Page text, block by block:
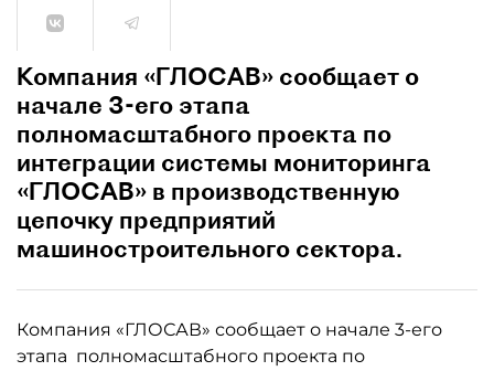
Компания «ГЛОСАВ» сообщает о
начале 3-его этапа
полномасштабного проекта по
интеграции системы мониторинга
«ГЛОСАВ» в производственную
цепочку предприятий
машиностроительного сектора.
Компания «ГЛОСАВ» сообщает о начале 3-его
этапа полномасштабного проекта по